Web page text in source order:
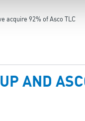
acquire 92% of Asco TLC
AND